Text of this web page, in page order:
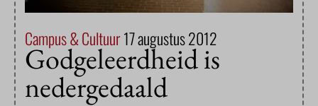
Campus & Cultuur17 augustus 2012
Godgeleerdheid is
nedergedaald